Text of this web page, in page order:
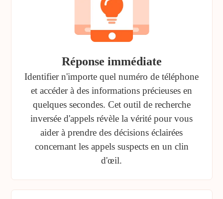
Réponse immédiate
Identifier n'importe quel numéro de téléphone
et accéder à des informations précieuses en
quelques secondes. Cet outil de recherche
inversée d'appels révèle la vérité pour vous
aider à prendre des décisions éclairées
concernant les appels suspects en un clin
d'œil.